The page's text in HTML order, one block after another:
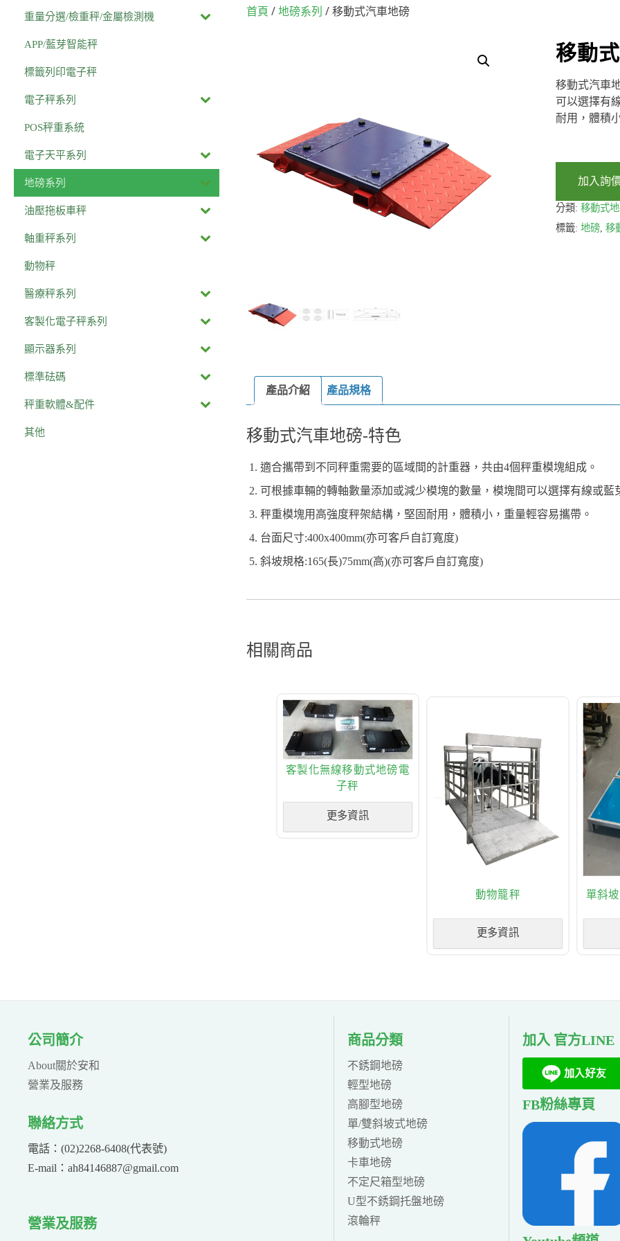
首頁 / 地磅系列 / 移動式汽車地磅
移動
移動式汽車
可以選擇有
耐用，體積
加入詢
分類: 移動式
標籤: 地磅, 移
產品介紹 產品規格
移動式汽車地磅-特色
適合攜帶到不同秤重需要的區域間的計重器，共由4個秤重模塊組成。
可根據車輛的轉軸數量添加或減少模塊的數量，模塊間可以選擇有線或藍
秤重模塊用高強度秤架結構，堅固耐用，體積小，重量輕容易攜帶。
台面尺寸:400x400mm(亦可客戶自訂寬度)
斜坡規格:165(長)75mm(高)(亦可客戶自訂寬度)
相關商品
客製化無線移動式地磅電
子秤
更多資訊
動物籠秤
更多資訊
單斜
重量分選/檢重秤/金屬檢測機
APP/藍芽智能秤
標籤列印電子秤
電子秤系列
POS秤重系統
電子天平系列
地磅系列
油壓拖板車秤
軸重秤系列
動物秤
醫療秤系列
客製化電子秤系列
顯示器系列
標準砝碼
秤重軟體&配件
其他
公司簡介
About關於安和
營業及服務
聯絡方式
電話：(02)2268-6408(代表號)
E-mail：ah84146887@gmail.com
營業及服務
商品分類
不銹鋼地磅
輕型地磅
高腳型地磅
單/雙斜坡式地磅
移動式地磅
卡車地磅
不定尺箱型地磅
U型不銹鋼托盤地磅
滾輪秤
加入 官方LINE
FB粉絲專頁